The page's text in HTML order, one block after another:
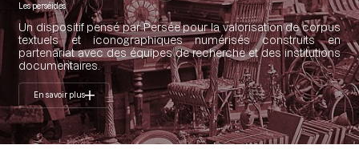
Les perséides
Un dispositif pensé par Persée pour la valorisation de corpus
textuels et iconographiques numérisés construits en
partenariat avec des équipes de recherche et des institutions
documentaires.
En savoir plus